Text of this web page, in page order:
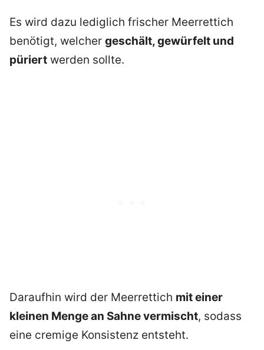
Es wird dazu lediglich frischer Meerrettich
benötigt, welcher geschält, gewürfelt und
püriert werden sollte.
Daraufhin wird der Meerrettich mit einer
kleinen Menge an Sahne vermischt, sodass
eine cremige Konsistenz entsteht.